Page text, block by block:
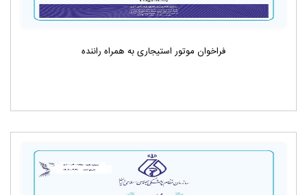
فراخوان موتور استیجاری به همراه راننده